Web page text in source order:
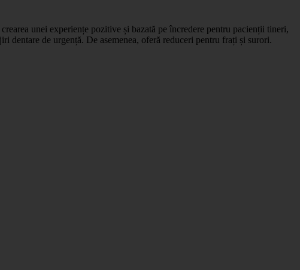
unei experiențe pozitive și bazată pe încredere pentru pacienții tineri,
dentare de urgență. De asemenea, oferă reduceri pentru frați și surori.